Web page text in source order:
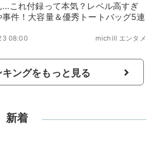
…これ付録って本気？レベル高すぎ
事件！大容量＆優秀トートバッグ5連
michill エンタメ
08:00
ングをもっと見る
新着